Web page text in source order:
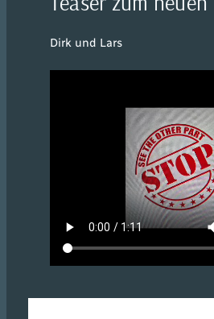
Dirk und Lars